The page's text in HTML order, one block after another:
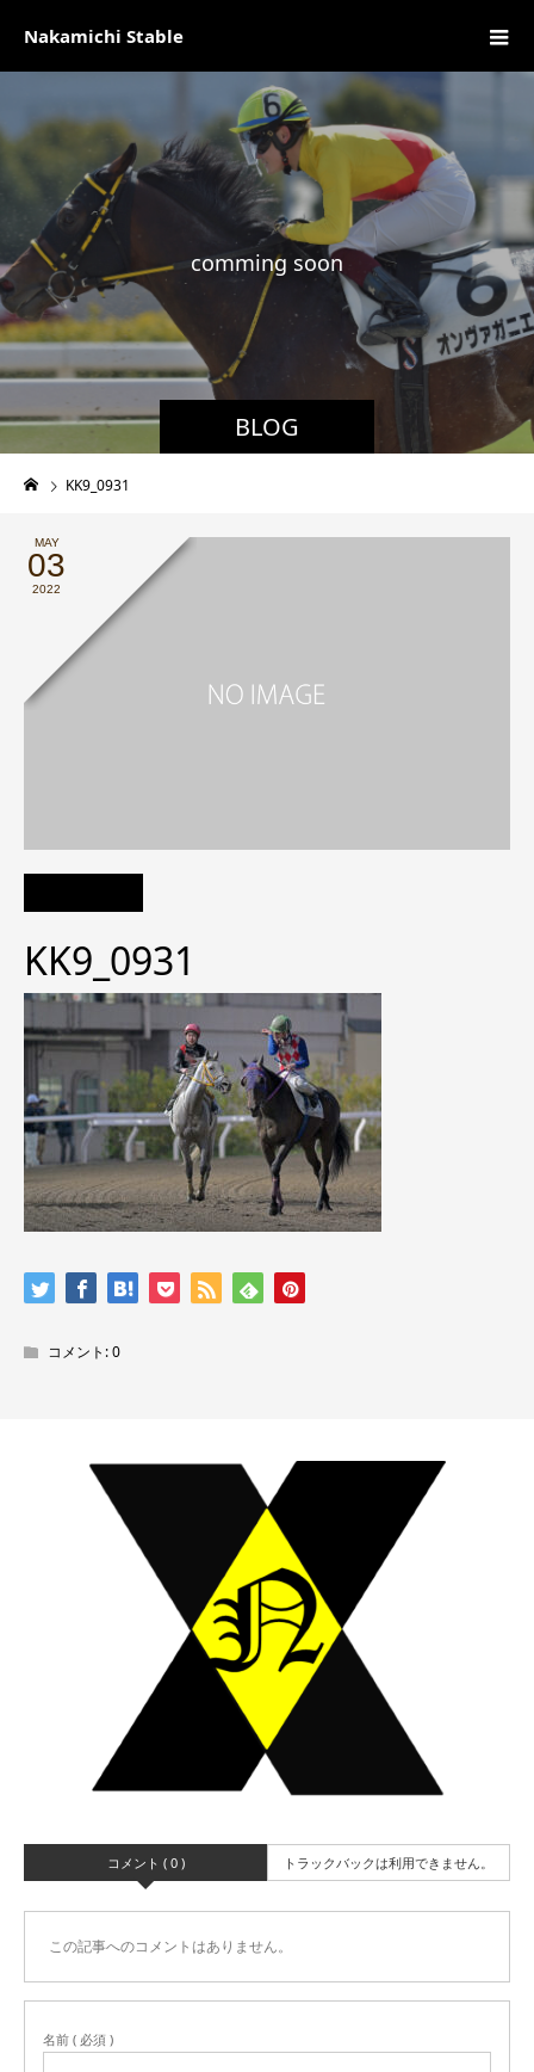
Nakamichi Stable
BLOG
m in g soon
現
KK9_0931
MAY
03
2022
KK9_0931
コメント:0
コメント ( 0 ) トラックバックは利用できません。
この記事へのコメントはありません。
名前 ( 必須 )